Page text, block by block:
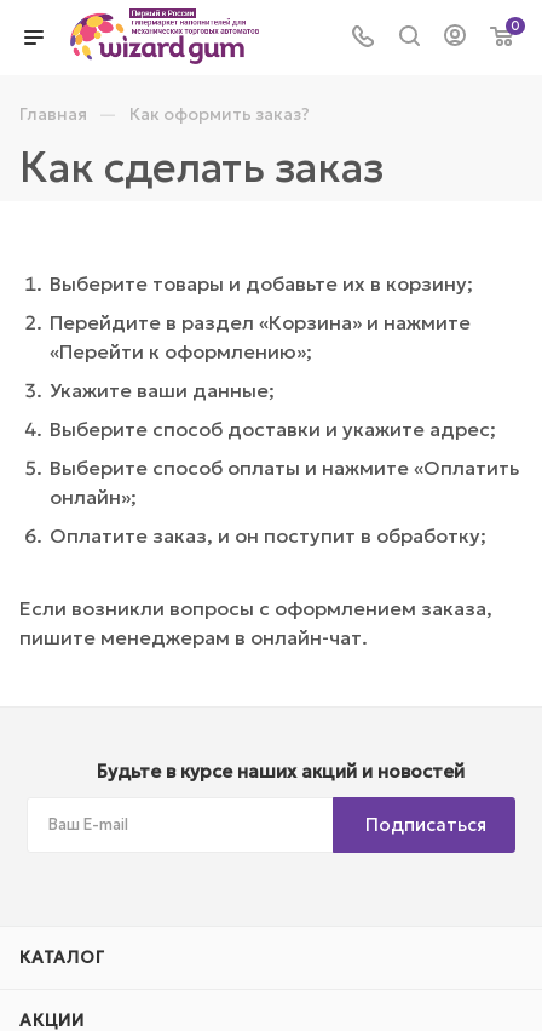
0
Главная — Как оформить заказ?
Как сделать заказ
Выберите товары и добавьте их в корзину;
Перейдите в раздел «Корзина» и нажмите
«Перейти к оформлению»;
Укажите ваши данные;
Выберите способ доставки и укажите адрес;
Выберите способ оплаты и нажмите «Оплатить
онлайн»;
Оплатите заказ, и он поступит в обработку;
Если возникли вопросы с оформлением заказа,
пишите менеджерам в онлайн-чат.
Будьте в курсе наших акций и новостей
Подписаться
КАТАЛОГ
АКЦИИ